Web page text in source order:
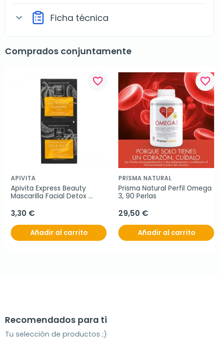
expand_more Ficha técnica
Comprados conjuntamente
favorite_border
APIVITA
Apivita Express Beauty
Mascarilla Facial Detox
3,30 €
Añadir al carrito
favorite_border
PRISMA NATURAL
Prisma Natural Perfil Omega
3, 90 Perlas
29,50 €
Añadir al carrito
Recomendados para ti
Tu selección de productos ;)